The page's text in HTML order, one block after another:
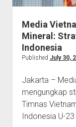
Media
Mineral:
Indonesia
Published July 30,
Jakarta –
mengungkap
Timnas
Indonesia U-